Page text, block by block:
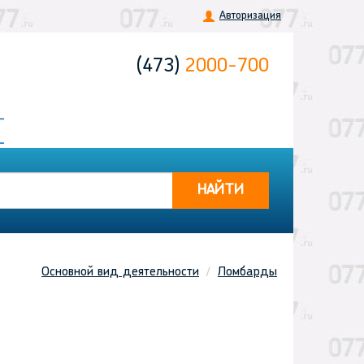
Авторизация
(473) 2000-700
НАЙТИ
Основной вид деятельности Ломбарды